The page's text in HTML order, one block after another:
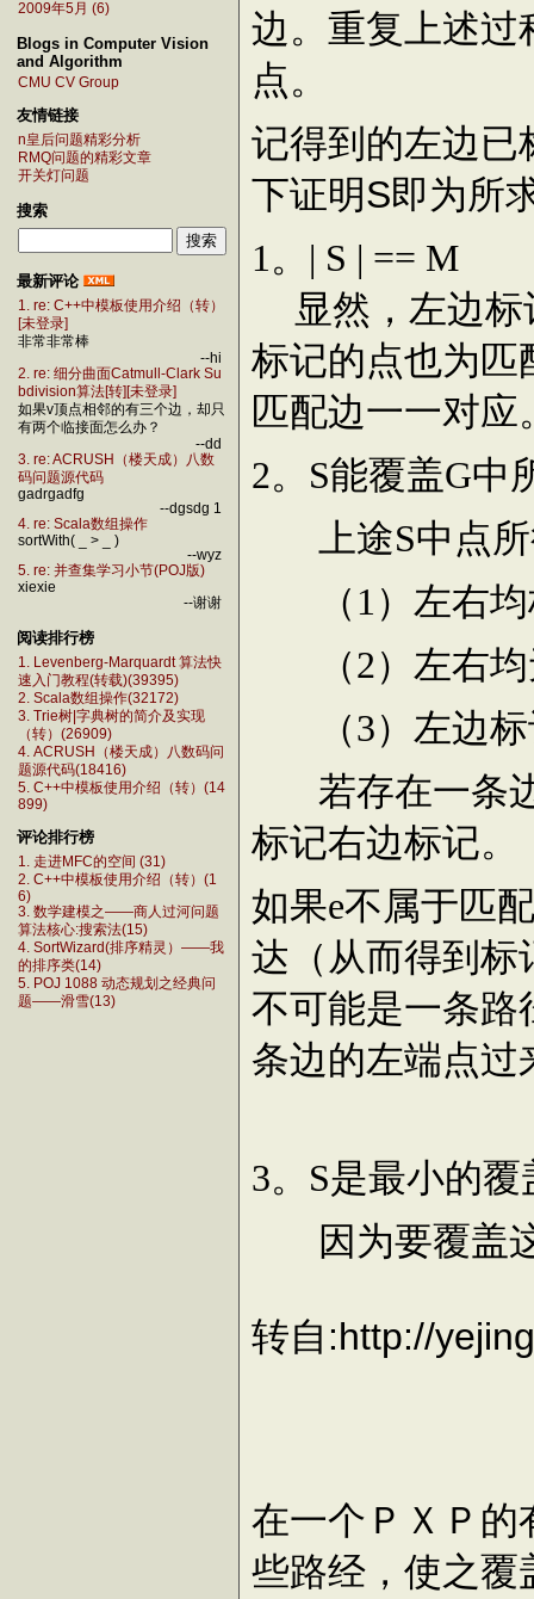
2009年5月 (6)
Blogs in Computer Vision
and Algorithm
CMU CV Group
友情链接
n皇后问题精彩分析
RMQ问题的精彩文章
开关灯问题
搜索
最新评论
1. re: C++中模板使用介绍（转）
[未登录]
非常非常棒
--hi
2. re: 细分曲面Catmull-Clark Su
bdivision算法[转][未登录]
如果v顶点相邻的有三个边，却只
有两个临接面怎么办？
--dd
3. re: ACRUSH（楼天成）八数
码问题源代码
gadrgadfg
--dgsdg 1
4. re: Scala数组操作
sortWith( _ > _ )
--wyz
5. re: 并查集学习小节(POJ版)
xiexie
--谢谢
阅读排行榜
1. Levenberg-Marquardt 算法快
速入门教程(转载)(39395)
2. Scala数组操作(32172)
3. Trie树|字典树的简介及实现
（转）(26909)
4. ACRUSH（楼天成）八数码问
题源代码(18416)
5. C++中模板使用介绍（转）(14
899)
评论排行榜
1. 走进MFC的空间 (31)
2. C++中模板使用介绍（转）(1
6)
3. 数学建模之——商人过河问题
算法核心:搜索法(15)
4. SortWizard(排序精灵）——我
的排序类(14)
5. POJ 1088 动态规划之经典问
题——滑雪(13)
边。重复上述过
点。
记得到的左边已
下证明S即为所
1 。 | S | == M
显然，左边标
标记的点也为匹
匹配边一一对应
2。 S能覆盖G中
上途S中点
（ 1 ）左右
（2）左右
（3）左边
若存在一条
标记右边标记。
如果e不属于匹
达（从而得到标
不可能是一条路
条边的左端点过
3。 S是最小的覆
因为要覆盖
转自:http://
在一个ＰＸＰ的
些路经，使之覆